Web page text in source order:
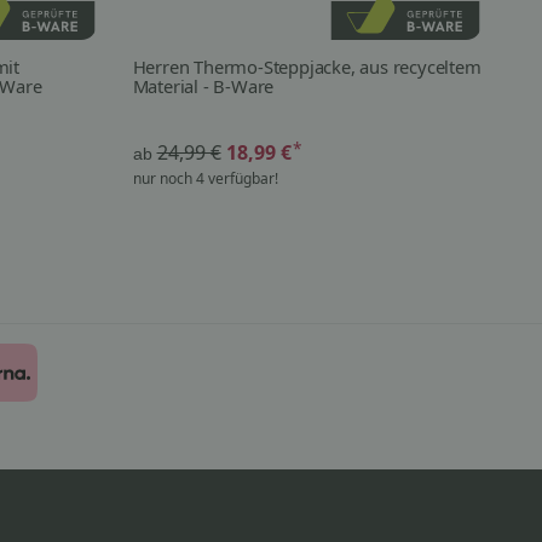
Herren Thermo-Steppjacke, aus recyceltem
Material - B-Ware
ab 24,99 € 18,99 €*
nur noch 4 verfügbar!